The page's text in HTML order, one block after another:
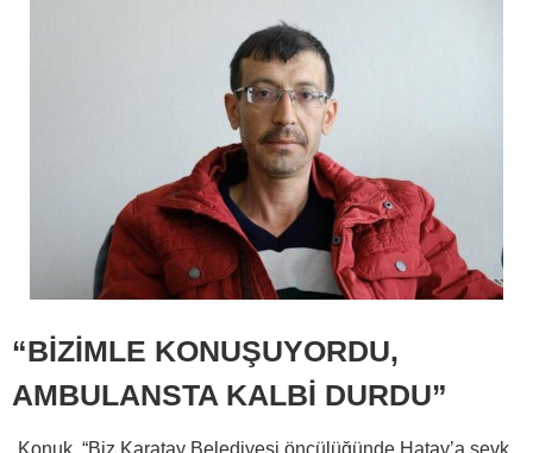
“BİZİMLE KONUŞUYORDU,
AMBULANSTA KALBİ DURDU”